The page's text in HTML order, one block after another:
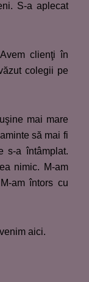
S-a aplecat
clienţi în
colegii pe
mai mare
să mai fi
s-a întâmplat.
nimic. M-am
am întors cu
aici.